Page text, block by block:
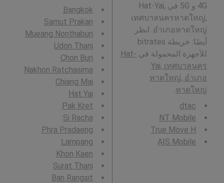
4G و 5G في Hat-Yai,
เทศบาลนครหาดใหญ่,
อำเภอหาดใหญ่. انظر
أيضًا: خريطة bitrates
للأجهزة المحمولة في Hat-
Yai, เทศบาลนคร
หาดใหญ่, อำเภอ
หาดใหญ่
dtac
NT Mobile
True Move H
AIS Mobile
Bangkok
Samut Prakan
Mueang Nonthaburi
Udon Thani
Chon Buri
Nakhon Ratchasima
Chiang Mai
Hat Yai
Pak Kret
Si Racha
Phra Pradaeng
Lampang
Khon Kaen
Surat Thani
Ban Rangsit